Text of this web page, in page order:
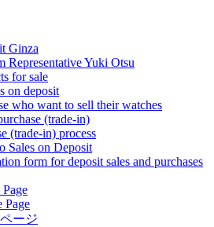
Ginza
Representative Yuki Otsu
for sale
on deposit
who want to sell their watches
(trade-in)
(trade-in) process
Sales on Deposit
form for deposit sales and purchases
Page
ージ